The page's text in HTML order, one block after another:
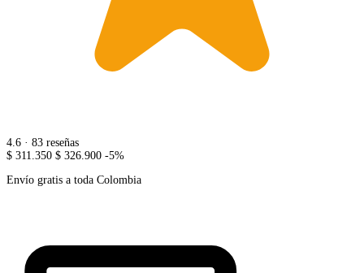
4.6 · 83 reseñas
$ 311.350 $ 326.900 -5%
Envío gratis a toda Colombia